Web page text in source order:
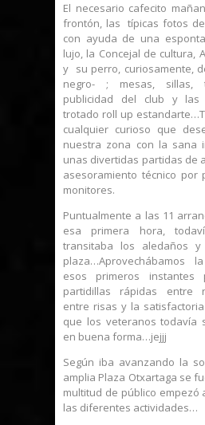
El necesario cafecito
frontón, las típicas fotos
con ayuda de una
lujo, la Concejal de cultura,
y su perro, curiosamente,
negro- ; mesas, sillas,
publicidad del club y las
trotado roll up
cualquier curioso que
nuestra zona con la sana
unas divertidas partidas de
asesoramiento técnico por
monitores.
Puntualmente a las 11
esa primera hora,
transitaba los aledaños
plaza…Aprovechábamos
esos primeros instantes
partidillas rápidas entre
entre risas y la
que los veteranos todavía
en buena forma…jejjj
Según iba avanzando la
amplia Plaza Otxartaga se
multitud de público empezó
las diferentes actividades…